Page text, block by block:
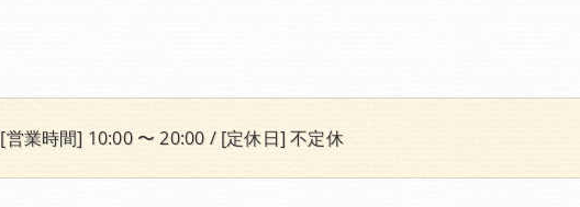
[営業時間] 10:00 〜 20:00 / [定休日] 不定休